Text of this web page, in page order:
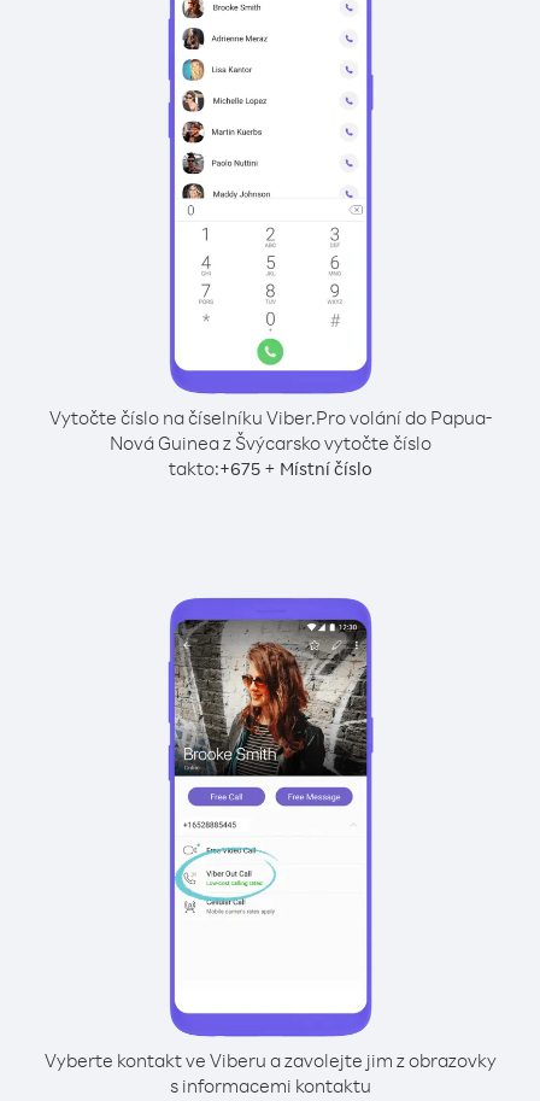
Vytočte číslo na číselníku Viber.Pro volání do Papua-
Nová Guinea z Švýcarsko vytočte číslo
takto:+675+ Místní číslo
Vyberte kontakt ve Viberu a zavolejte jim z obrazovky
s informacemi kontaktu